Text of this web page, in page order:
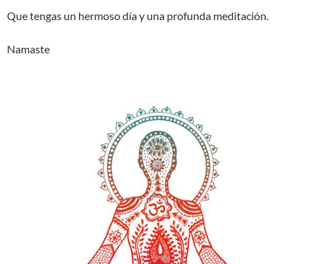
Que tengas un hermoso día y una profunda meditación.
Namaste